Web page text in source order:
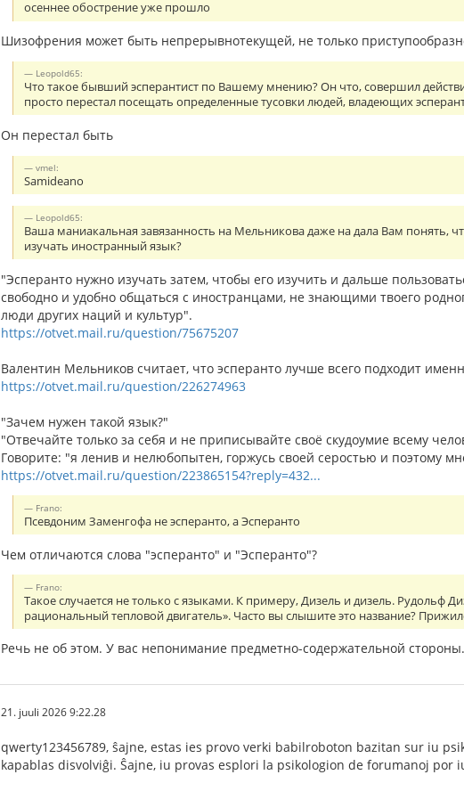
осеннее обострение уже прошло
Шизофрения может быть непрерывнотекущей, не только
Leopold65:
Что такое бывший эсперантист по Вашему мнению? Он что, совершил
просто перестал посещать определенные тусовки людей, владеющих
Он перестал быть
vmel:
Samideano
Leopold65:
Ваша маниакальная завязанность на Мельникова даже на дала Вам понять,
изучать иностранный язык?
"Эсперанто нужно изучать затем, чтобы его изучить и дальше
свободно и удобно общаться с иностранцами, не знающими твоего
люди других наций и культур".
https://otvet.mail.ru/question/75675207
Валентин Мельников считает, что эсперанто лучше всего подходит
https://otvet.mail.ru/question/226274963
"Зачем нужен такой язык?"
"Отвечайте только за себя и не приписывайте своё скудоумие всему
Говорите: "я ленив и нелюбопытен, горжусь своей серостью и поэтому
https://otvet.mail.ru/question/223865154?reply=432...
Frano:
Псевдоним Заменгофа не эсперанто, а Эсперанто
Чем отличаются слова "эсперанто" и "Эсперанто"?
Frano:
Такое случается не только с языками. К примеру, Дизель и дизель. Рудольф
рациональный тепловой двигатель». Часто вы слышите это название?
Речь не об этом. У вас непонимание предметно-содержательной стороны.
21. juuli 2026 9:22.28
qwerty123456789, ŝajne, estas ies provo verki babilroboton bazitan sur iu
kapablas disvolviĝi. Ŝajne, iu provas esplori la psikologion de forumanoj por